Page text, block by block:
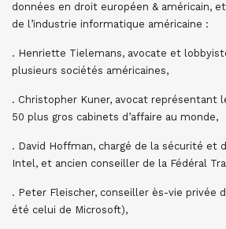
données en droit européen & américain,
de l’industrie informatique américaine :
. Henriette Tielemans, avocate et
plusieurs sociétés américaines,
. Christopher Kuner, avocat représentant
50 plus gros cabinets d’affaire au monde,
. David Hoffman, chargé de la sécurité et
Intel, et ancien conseiller de la Fédéral
. Peter Fleischer, conseiller ès-vie privée
été celui de Microsoft),